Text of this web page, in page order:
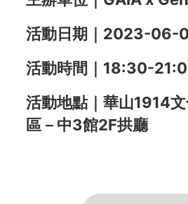
活動日期｜ 2023-06-
活動時間 ｜18:30-
活動地點｜華山1914
區－中3館2F拱廳